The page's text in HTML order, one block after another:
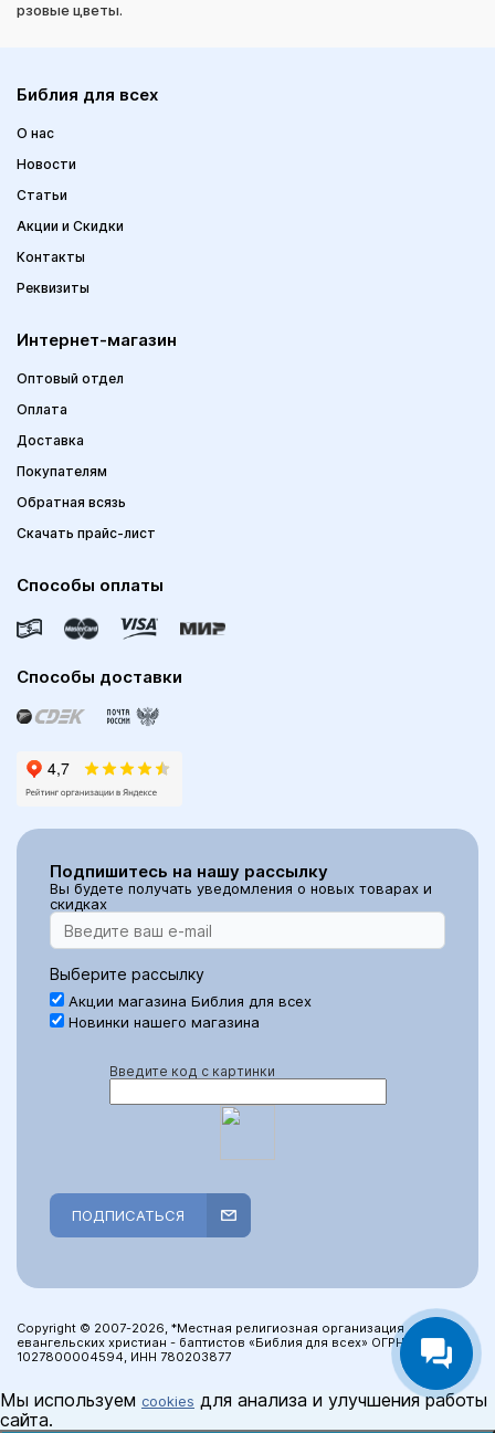
рзовые цветы.
Библия для всех
О нас
Новости
Статьи
Акции и Скидки
Контакты
Реквизиты
Интернет-магазин
Оптовый отдел
Оплата
Доставка
Покупателям
Обратная всязь
Скачать прайс-лист
Способы оплаты
Способы доставки
Подпишитесь на нашу рассылку
Вы будете получать уведомления о новых товарах и
скидках
Выберите рассылку
Акции магазина Библия для всех
Новинки нашего магазина
Введите код с картинки
ПОДПИСАТЬСЯ
Copyright © 2007-2026, *Местная религиозная организация
евангельских христиан - баптистов «Библия для всех» ОГРН:
1027800004594, ИНН 780203877
Мы используем cookies для анализа и улучшения работы
сайта.